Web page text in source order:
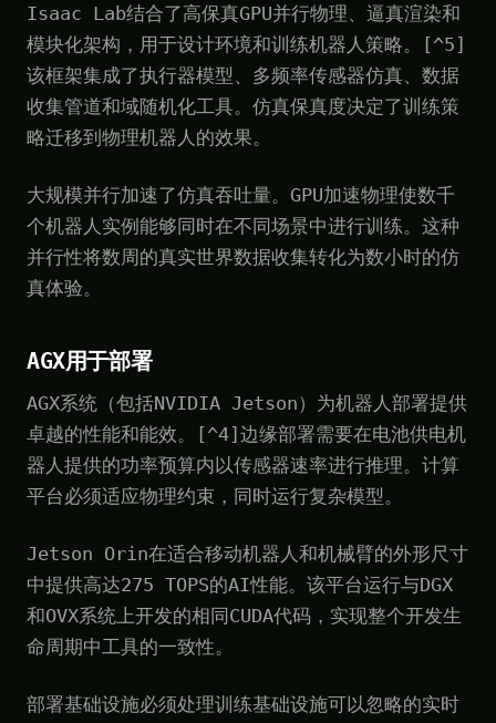
Isaac Lab结合了高保真GPU并行物理、逼真渲染和
模块化架构，用于设计环境和训练机器人策略。[^5]
该框架集成了执行器模型、多频率传感器仿真、数据
收集管道和域随机化工具。仿真保真度决定了训练策
略迁移到物理机器人的效果。
大规模并行加速了仿真吞吐量。GPU加速物理使数千
个机器人实例能够同时在不同场景中进行训练。这种
并行性将数周的真实世界数据收集转化为数小时的仿
真体验。
AGX用于部署
AGX系统（包括NVIDIA Jetson）为机器人部署提供
卓越的性能和能效。[^4]边缘部署需要在电池供电机
器人提供的功率预算内以传感器速率进行推理。计算
平台必须适应物理约束，同时运行复杂模型。
Jetson Orin在适合移动机器人和机械臂的外形尺寸
中提供高达275 TOPS的AI性能。该平台运行与DGX
和OVX系统上开发的相同CUDA代码，实现整个开发生
命周期中工具的一致性。
部署基础设施必须处理训练基础设施可以忽略的实时